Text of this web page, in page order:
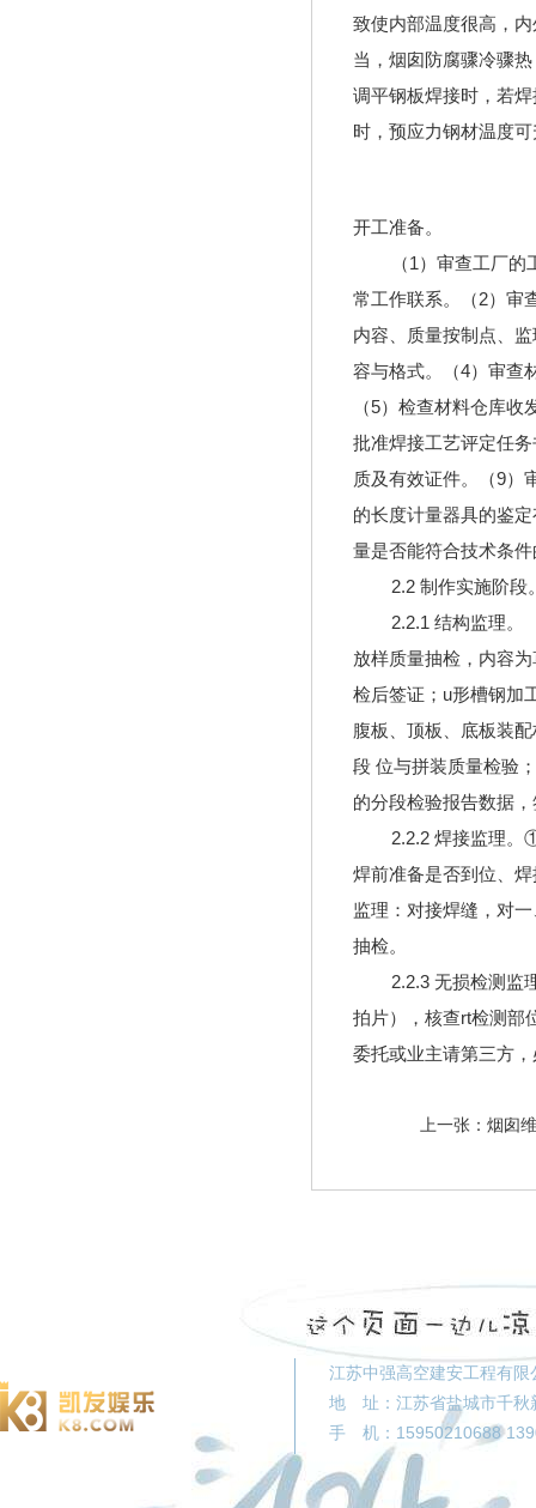
致使内部温度很高，
当，烟囱防腐骤冷骤
调平钢板焊接时，若
时，预应力钢材温度
开工准备。
（1）审查工厂的工
常工作联系。（2）审
内容、质量按制点、
容与格式。（4）审查
（5）检查材料仓库
批准焊接工艺评定任
质及有效证件。（9）
的长度计量器具的鉴
量是否能符合技术条
2.2 制作实施阶段
2.2.1 结构监理。
放样质量抽检，内容
检后签证；u形槽钢加
腹板、顶板、底板装
段 位与拼装质量检验
的分段检验报告数据
2.2.2 焊接监理。①
焊前准备是否到位、
监理：对接焊缝，对
抽检。
2.2.3 无损检测监理
拍片），核查rt检测部
委托或业主请第三方
上一张： 烟囱
江苏中强高空建安工程有
地 址：江苏省盐城市千秋
手 机：15950210688